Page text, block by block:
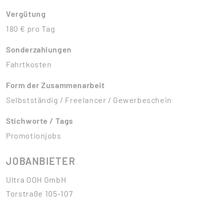
Vergütung
180 € pro Tag
Sonderzahlungen
Fahrtkosten
Form der Zusammenarbeit
Selbstständig / Freelancer / Gewerbeschein
Stichworte / Tags
Promotionjobs
JOBANBIETER
Ultra OOH GmbH
Torstraße 105-107